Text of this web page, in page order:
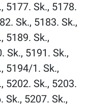
5177. Sk., 5178.
Sk., 5183. Sk.,
5189. Sk.,
Sk., 5191. Sk.,
5194/1. Sk.,
5202. Sk., 5203.
Sk., 5207. Sk.,